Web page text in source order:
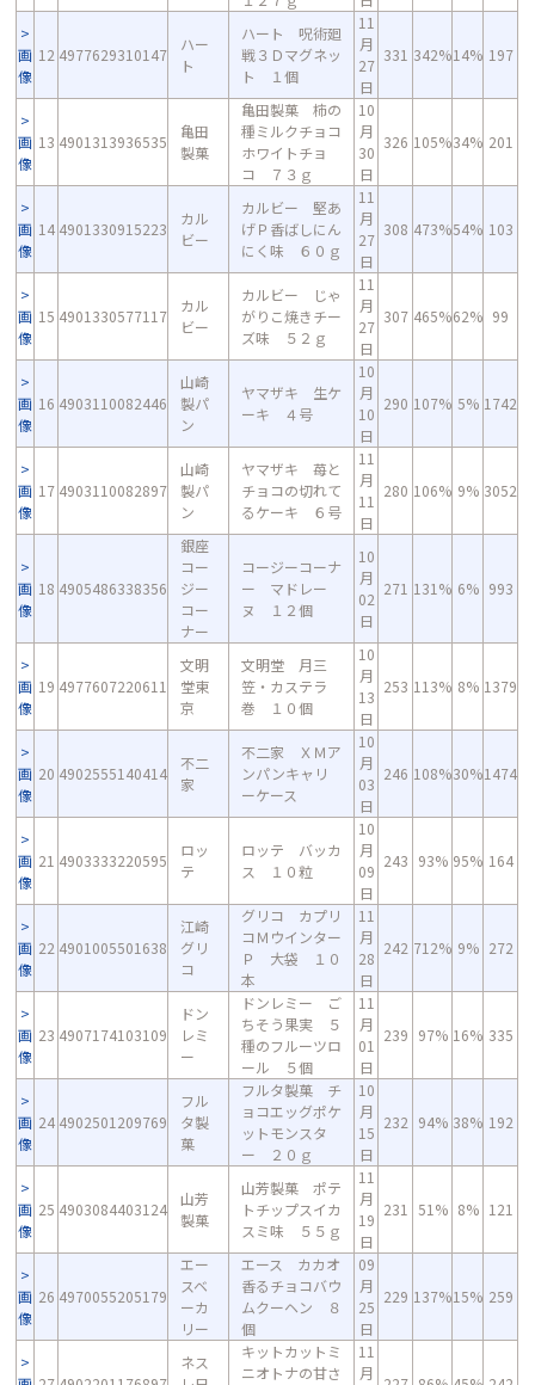
画
像
12 4977629310147
ハー
ト
ハート 呪術廻
戦３Ｄマグネッ
ト １個
11
月
27
日
331 342%14% 197
画
像
13 4901313936535
亀田
製菓
亀田製菓 柿の
種ミルクチョコ
ホワイトチョ
コ ７３ｇ
10
月
30
日
326 105%34% 201
画
像
14 4901330915223
カル
ビー
カルビー 堅あ
げＰ香ばしにん
にく味 ６０ｇ
11
月
27
日
308 473%54% 103
画
像
15 4901330577117
カル
ビー
カルビー じゃ
がりこ焼きチー
ズ味 ５２ｇ
11
月
27
日
307 465%62% 99
画
像
16 4903110082446
山崎
製パ
ン
ヤマザキ 生ケ
ーキ ４号
10
月
10
日
290 107% 5% 1742
画
像
17 4903110082897
山崎
製パ
ン
ヤマザキ 苺と
チョコの切れて
るケーキ ６号
11
月
11
日
280 106% 9% 3052
画
像
18 4905486338356
銀座
コー
ジー
コー
ナー
コージーコーナ
ー マドレー
ヌ １２個
10
月
02
日
271 131% 6% 993
画
像
19 4977607220611
文明
堂東
京
文明堂 月三
笠・カステラ
巻 １０個
10
月
13
日
253 113% 8% 1379
画
像
20 4902555140414
不二
家
不二家 ＸＭア
ンパンキャリ
ーケース
10
月
03
日
246 108%30%1474
画
像
21 4903333220595
ロッ
テ
ロッテ バッカ
ス １０粒
10
月
09
日
243 93% 95% 164
画
像
22 4901005501638
江崎
グリ
コ
グリコ カプリ
コＭウインター
Ｐ 大袋 １０
本
11
月
28
日
242 712% 9% 272
画
像
23 4907174103109
ドン
レミ
ー
ドンレミー ご
ちそう果実 ５
種のフルーツロ
ール ５個
11
月
01
日
239 97% 16% 335
画
像
24 4902501209769
フル
タ製
菓
フルタ製菓 チ
ョコエッグポケ
ットモンスタ
ー ２０ｇ
10
月
15
日
232 94% 38% 192
画
像
25 4903084403124
山芳
製菓
山芳製菓 ポテ
トチップスイカ
スミ味 ５５ｇ
11
月
19
日
231 51% 8% 121
画
像
26 4970055205179
エー
スベ
ーカ
リー
エース カカオ
香るチョコバウ
ムクーヘン ８
個
09
月
25
日
229 137%15% 259
ネス
キットカットミ
ニオトナの甘さ
11
月